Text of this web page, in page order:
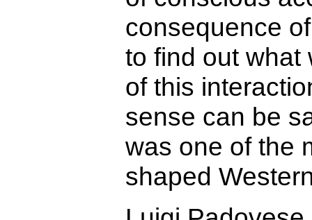
consequence
to find out what
of this
sense can be
was one of the
shaped